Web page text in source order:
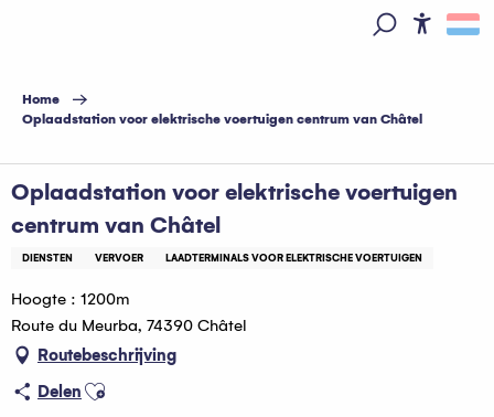
principal
Home
Oplaadstation voor elektrische voertuigen centrum van Châtel
Oplaadstation voor elektrische voertuigen
centrum van Châtel
DIENSTEN VERVOER LAADTERMINALS VOOR ELEKTRISCHE VOERTUIGEN
Hoogte : 1200m
Route du Meurba, 74390 Châtel
Routebeschrijving
Delen Ajouter aux favoris